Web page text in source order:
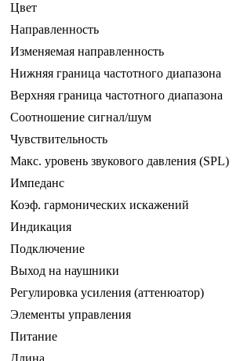
Цвет
Направленность
Изменяемая направленность
Нижняя граница частотного диапазона
Верхняя граница частотного диапазона
Соотношение сигнал/шум
Чувствительность
Макс. уровень звукового давления (SPL)
Импеданс
Коэф. гармонических искажений
Индикация
Подключение
Выход на наушники
Регулировка усиления (аттенюатор)
Элементы управления
Питание